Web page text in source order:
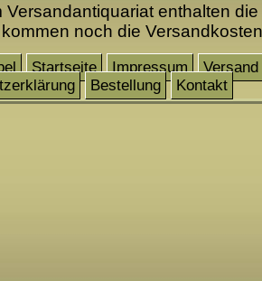
Versandantiquariat enthalten die
noch die Versandkosten
Startseite Impressum
Versand
Bestellung Kontakt